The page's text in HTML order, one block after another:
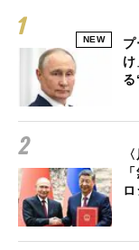
NEW
る